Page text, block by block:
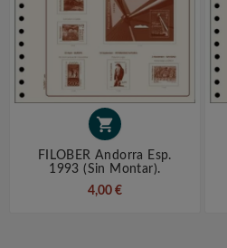

FILOBER Andorra Esp.
1993 (sin Montar).
4,00 €